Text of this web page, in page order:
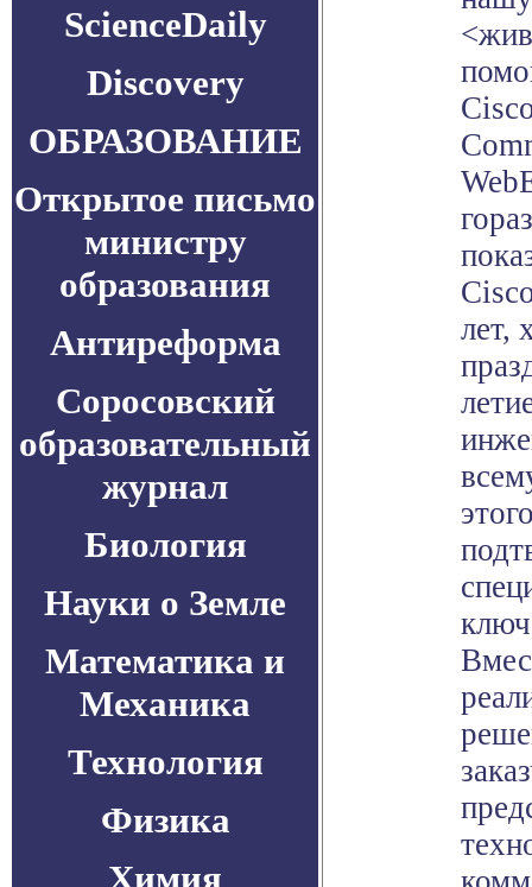
ScienceDaily
Discovery
ОБРАЗОВАНИЕ
Открытое письмо
министру
образования
Антиреформа
Соросовский
образовательный
журнал
Биология
Науки о Земле
Математика и
Механика
Технология
Физика
Химия
лет,